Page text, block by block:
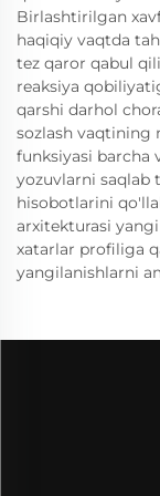
Birlashtirilgan
haqiqiy vaqtda
tez qaror qabul
reaksiya
qarshi darhol
sozlash vaqtining
funksiyasi barcha
yozuvlarni saqlab
hisobotlarini
arxitekturasi
xatarlar profiliga
yangilanishlarni